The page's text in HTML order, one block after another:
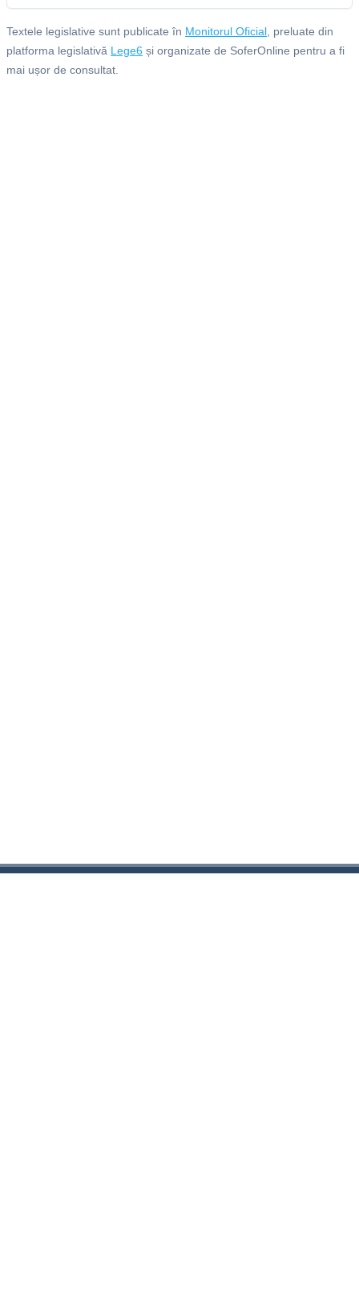
Textele legislative sunt publicate în Monitorul Oficial , preluate din
platforma legislativă Lege6 și organizate de SoferOnline pentru a fi
mai ușor de consultat.